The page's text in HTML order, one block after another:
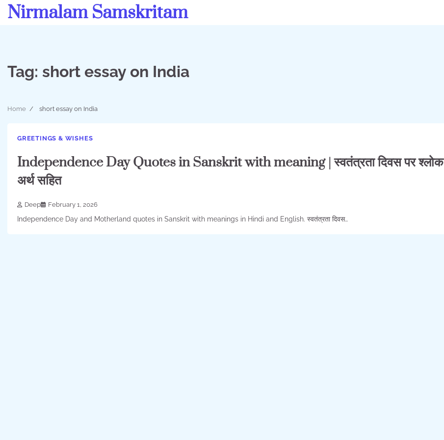
SkipNirmalam Samskritam
Tag: short essay on India
Home short essay on India
GREETINGS & WISHES
Independence Day Quotes in Sanskrit with meaning | स्वतंत्रता दिवस पर श्लोक
अर्थ सहित
Deep February 1, 2026
Independence Day and Motherland quotes in Sanskrit with meanings in Hindi and English. स्वतंत्रता दिवस…